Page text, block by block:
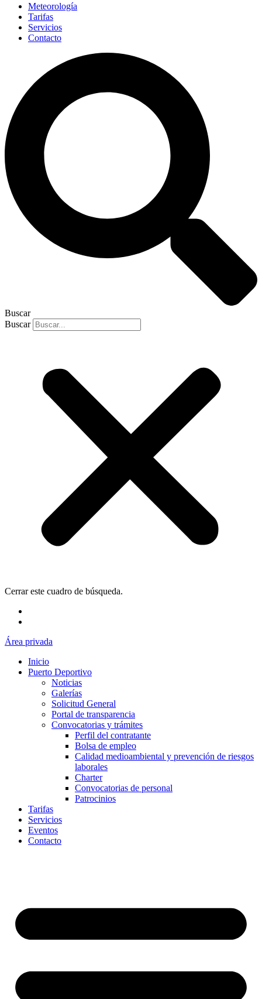
Meteorología
Tarifas
Servicios
Contacto
Buscar
Buscar
Cerrar este cuadro de búsqueda.
Área privada
Inicio
Puerto Deportivo
Noticias
Galerías
Solicitud General
Portal de transparencia
Convocatorias y trámites
Perfil del contratante
Bolsa de empleo
Calidad medioambiental y prevención de riesgos
laborales
Charter
Convocatorias de personal
Patrocinios
Tarifas
Servicios
Eventos
Contacto